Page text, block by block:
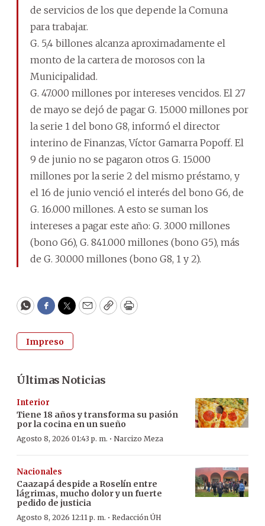
de servicios de los que depende la Comuna
para trabajar.
G. 5,4 billones alcanza aproximadamente el
monto de la cartera de morosos con la
Municipalidad.
G. 47.000 millones por intereses vencidos. El 27
de mayo se dejó de pagar G. 15.000 millones por
la serie 1 del bono G8, informó el director
interino de Finanzas, Víctor Gamarra Popoff. El
9 de junio no se pagaron otros G. 15.000
millones por la serie 2 del mismo préstamo, y
el 16 de junio venció el interés del bono G6, de
G. 16.000 millones. A esto se suman los
intereses a pagar este año: G. 3.000 millones
(bono G6), G. 841.000 millones (bono G5), más
de G. 30.000 millones (bono G8, 1 y 2).
WhatsApp
Facebook
Twitter
EmailCopyPrint
Impreso
Últimas Noticias
Interior
Tiene 18 años y transforma su pasión
por la cocina en un sueño
Agosto 8, 2026 01:43 p. m. · Narcizo Meza
Nacionales
Caazapá despide a Roselín entre
lágrimas, mucho dolor y un fuerte
pedido de justicia
Agosto 8, 2026 12:11 p. m. · Redacción ÚH